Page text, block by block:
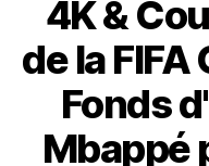
4K &
de la
Fonds
Mbappé